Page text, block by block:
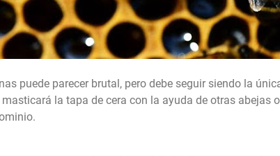
puede parecer brutal, pero debe seguir siendo la
la tapa de cera con la ayuda de otras abejas